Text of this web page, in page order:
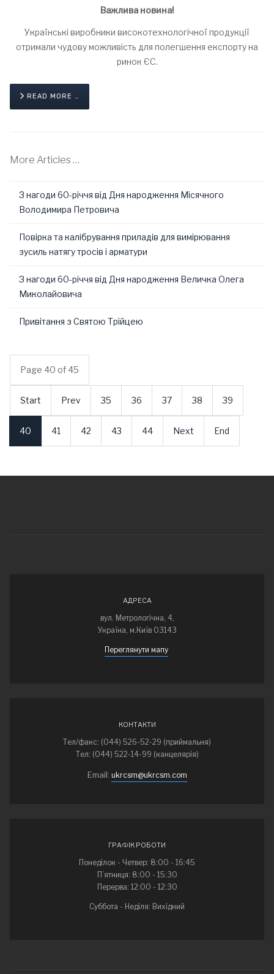
Важлива новина!
Українські виробники високотехнологічної продукції
отримали чудову можливість для полегшення експорту на
ринок ЄС.
READ MORE …
More Articles …
З нагоди 60-річчя від Дня народження Місячного
Володимира Петровича
Повірка та калібрування приладів для вимірювання
зусиль натягу тросів і арматури
З нагоди 60-річчя від Дня народження Величка Олега
Миколайовича
Привітання з Святою Трійцею
Page 40 of 45
Start Prev 35 36 37 38 39
40 41 42 43 44 Next End
АДРЕСА
вул. Метрологічна, 4,
Україна, м.Київ 03143
Переглянути мапу
КОНТАКТИ
Тел/факс: (044) 526-52-29 (приймальня)
Тел: (044) 522-14-99 (канцелярія)
Email: ukrcsm@ukrcsm.com
ГРАФІК РОБОТИ
Понеділок - Четвер: 8:00 - 16:45
П’ятниця: 8:00 - 15:30
Перерва: 12:00 - 12:30
Суббота - Неділя: Вихідний